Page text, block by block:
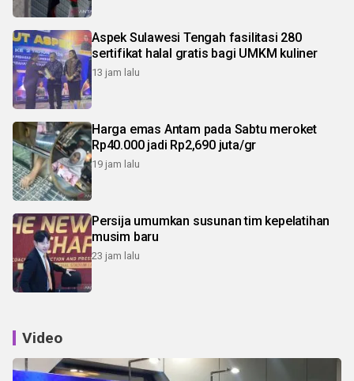
Aspek Sulawesi Tengah fasilitasi 280
sertifikat halal gratis bagi UMKM kuliner
13 jam lalu
Harga emas Antam pada Sabtu meroket
Rp40.000 jadi Rp2,690 juta/gr
19 jam lalu
Persija umumkan susunan tim kepelatihan
musim baru
23 jam lalu
Video